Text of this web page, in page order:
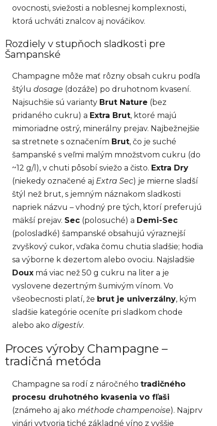
ovocnosti, sviežosti a noblesnej komplexnosti,
ktorá uchváti znalcov aj nováčikov.
Rozdiely v stupňoch sladkosti pre
Šampanské
Champagne môže mať rôzny obsah cukru podľa
štýlu dosage (dozáže) po druhotnom kvasení.
Najsuchšie sú varianty Brut Nature (bez
pridaného cukru) a Extra Brut, ktoré majú
mimoriadne ostrý, minerálny prejav. Najbežnejšie
sa stretnete s označením Brut, čo je suché
šampanské s veľmi malým množstvom cukru (do
~12 g/l), v chuti pôsobí sviežo a čisto. Extra Dry
(niekedy označené aj Extra Sec) je mierne sladší
štýl než brut, s jemným náznakom sladkosti
napriek názvu – vhodný pre tých, ktorí preferujú
mäkší prejav. Sec (polosuché) a Demi-Sec
(polosladké) šampanské obsahujú výraznejší
zvyškový cukor, vďaka čomu chutia sladšie; hodia
sa výborne k dezertom alebo ovociu. Najsladšie
Doux má viac než 50 g cukru na liter a je
vyslovene dezertným šumivým vínom. Vo
všeobecnosti platí, že brut je univerzálny, kým
sladšie kategórie oceníte pri sladkom chode
alebo ako digestív.
Proces výroby Champagne –
tradičná metóda
Champagne sa rodí z náročného tradičného
procesu druhotného kvasenia vo fľaši
(známeho aj ako méthode champenoise). Najprv
vinári vytvoria tiché základné víno z vyššie